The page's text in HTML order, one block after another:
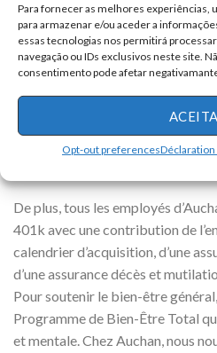
Para fornecer as melhores experiências,
para armazenar e/ou aceder a
essas tecnologias nos permitirá
navegação ou IDs exclusivos neste site.
consentimento pode afetar
Opt-out preferences
gains supplémentaires pouvant
fonction des performances. En
offrons un ensemble d’avantages
couverture médicale, dentaire et
pour les vacances ou les
dédiés pour assurer
également un accès à DailyPay,
De plus, tous les employés
401k avec une contribution de
calendrier d’acquisition, d’une
d’une assurance décès et
Pour soutenir le bien-être
Programme de Bien-Être Total
et mentale. Chez Auchan, nous